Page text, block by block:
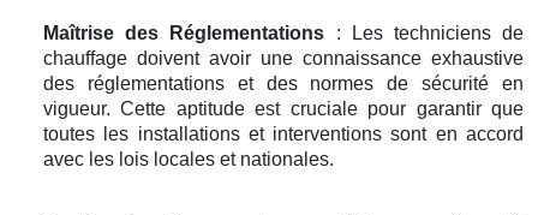
Maîtrise des Réglementations : Les techniciens de
chauffage doivent avoir une connaissance exhaustive
des réglementations et des normes de sécurité en
vigueur. Cette aptitude est cruciale pour garantir que
toutes les installations et interventions sont en accord
avec les lois locales et nationales.